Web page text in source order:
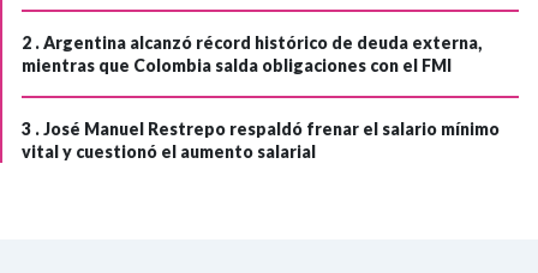
2 .Argentina alcanzó récord histórico de deuda externa,
mientras que Colombia salda obligaciones con el FMI
3 .José Manuel Restrepo respaldó frenar el salario mínimo
vital y cuestionó el aumento salarial